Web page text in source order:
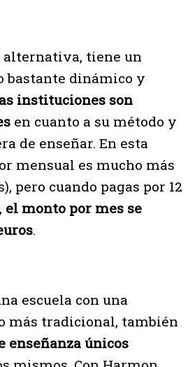
alternativa, tiene un
bastante dinámico y
instituciones son
en cuanto a su método y
de enseñar. En esta
mensual es mucho más
pero cuando pagas por 12
el monto por mes se
.
escuela con una
más tradicional, también
enseñanza únicos